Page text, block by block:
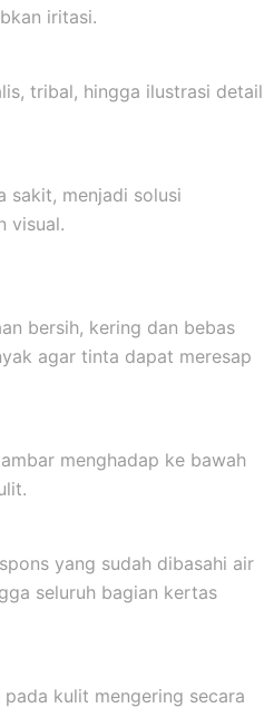
iritasi.
tribal, hingga ilustrasi detail
sakit, menjadi solusi
visual.
bersih, kering dan bebas
agar tinta dapat meresap
menghadap ke bawah
yang sudah dibasahi air
seluruh bagian kertas
kulit mengering secara